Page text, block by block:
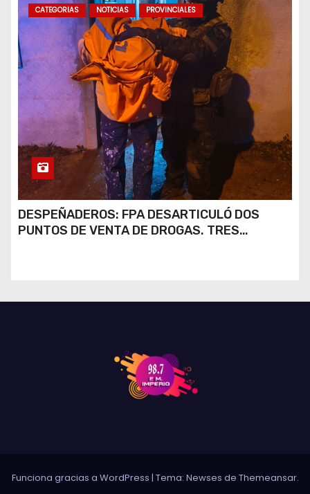
CATEGORIAS NOTICIAS PROVINCIALES
DESPEÑADEROS: FPA DESARTICULÓ DOS
PUNTOS DE VENTA DE DROGAS. TRES
Funciona gracias a WordPress | Tema: Newses de Themeansar.